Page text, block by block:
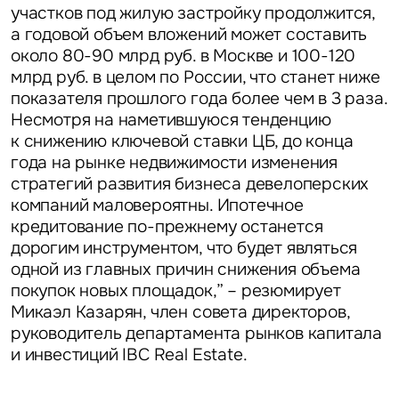
участков под жилую застройку продолжится,
а годовой объем вложений может составить
около 80-90 млрд руб. в Москве и 100-120
млрд руб. в целом по России, что станет ниже
показателя прошлого года более чем в 3 раза.
Несмотря на наметившуюся тенденцию
к снижению ключевой ставки ЦБ, до конца
года на рынке недвижимости изменения
стратегий развития бизнеса девелоперских
компаний маловероятны. Ипотечное
кредитование по-прежнему останется
дорогим инструментом, что будет являться
одной из главных причин снижения объема
покупок новых площадок,” – резюмирует
Микаэл Казарян, член совета директоров,
руководитель департамента рынков капитала
и инвестиций IBC Real Estate.